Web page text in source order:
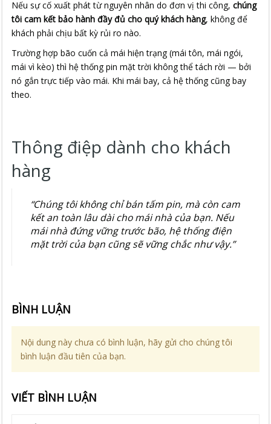
Nếu sự cố xuất phát từ nguyên nhân do đơn vị thi công,chúng
tôi cam kết bảo hành đầy đủ cho quý khách hàng, không để
khách phải chịu bất kỳ rủi ro nào.
Trường hợp bão cuốn cả mái hiện trạng (mái tôn, mái ngói,
mái vì kèo) thì hệ thống pin mặt trời không thể tách rời — bởi
nó gắn trực tiếp vào mái. Khi mái bay, cả hệ thống cũng bay
theo.
Thông điệp dành cho khách
hàng
“Chúng tôi không chỉ bán tấm pin, mà còn cam
kết an toàn lâu dài cho mái nhà của bạn. Nếu
mái nhà đứng vững trước bão, hệ thống điện
mặt trời của bạn cũng sẽ vững chắc như vậy.”
BÌNH LUẬN
Nội dung này chưa có bình luận, hãy gửi cho chúng tôi
bình luận đầu tiên của bạn.
VIẾT BÌNH LUẬN